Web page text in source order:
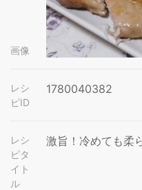
画像
レシ
ピID
1780040382
レシ
ピタ
イト
ル
激旨！冷めても柔